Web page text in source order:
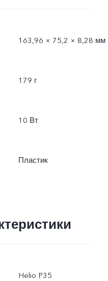
163,96 × 75,2 × 8,28 мм
179 г
10 Вт
Пластик
Helio P35